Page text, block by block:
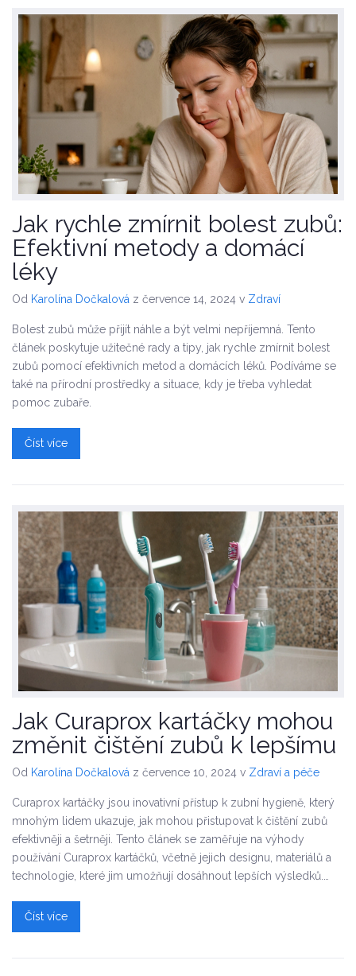
Jak rychle zmírnit bolest zubů:
Efektivní metody a domácí
léky
Od Karolína Dočkalová z července 14, 2024 v Zdraví
Bolest zubů může přijít náhle a být velmi nepříjemná. Tento
článek poskytuje užitečné rady a tipy, jak rychle zmírnit bolest
zubů pomocí efektivních metod a domácích léků. Podíváme se
také na přírodní prostředky a situace, kdy je třeba vyhledat
pomoc zubaře.
Číst více
Jak Curaprox kartáčky mohou
změnit čištění zubů k lepšímu
Od Karolína Dočkalová z července 10, 2024 v Zdraví a péče
Curaprox kartáčky jsou inovativní přístup k zubní hygieně, který
mnohým lidem ukazuje, jak mohou přistupovat k čištění zubů
efektivněji a šetrněji. Tento článek se zaměřuje na výhody
používání Curaprox kartáčků, včetně jejich designu, materiálů a
technologie, které jim umožňují dosáhnout lepších výsledků.
kartáčky.
Číst více